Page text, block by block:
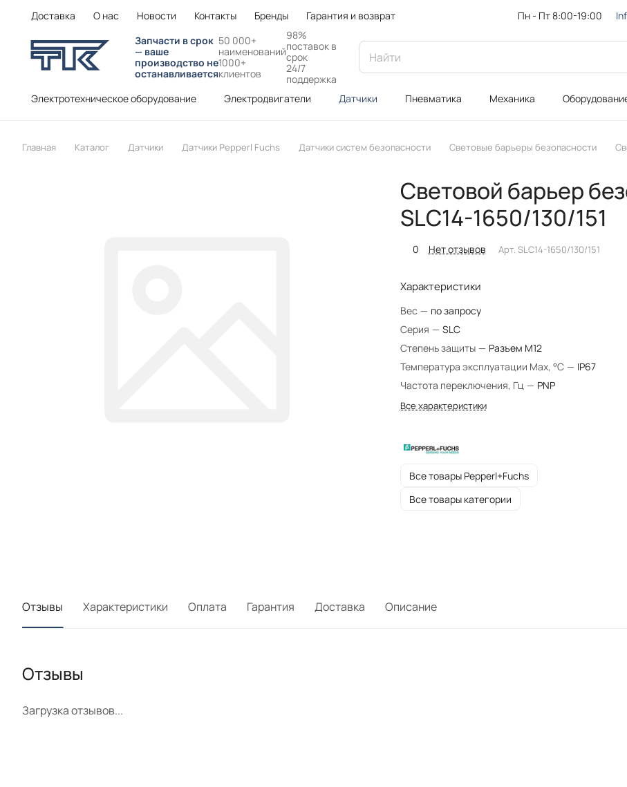
Доставка О нас Новости Контакты Бренды Гарантия и возврат Пн - Пт 8:00-19:00
Запчасти в срок
— ваше
производство не
останавливается
50 000+
наименований
1000+
клиентов
98%
поставок в
срок
24/7
поддержка
Электротехническое оборудование Электродвигатели Датчики Пневматика Механика
Главная Каталог Датчики Датчики Pepperl Fuchs Датчики систем безопасности Световые барьеры безопасности
Cветовой барьер
SLC14-1650/130/151
0 Нет отзывов Арт. SLC14-1650/130/151
Характеристики
Вес — по запросу
Серия — SLC
Степень защиты — Разъем M12
Температура эксплуатации Max, °C — IP67
Частота переключения, Гц — PNP
Все характеристики
Все товары Pepperl+Fuchs
Все товары категории
Отзывы Характеристики Оплата Гарантия Доставка Описание
Отзывы
Загрузка отзывов...